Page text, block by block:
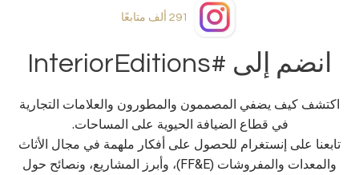
291 ألف متابعًا
انضم إلى #InteriorEditions
اكتشف كيف يضفي المصممون والمطورون والعلامات التجارية
في قطاع الضيافة الحيوية على المساحات.
تابعنا على إنستغرام للحصول على أفكار ملهمة في مجال الأثاث
والمعدات والمفروشات (FF&E)، وأبرز المشاريع، ونصائح حول